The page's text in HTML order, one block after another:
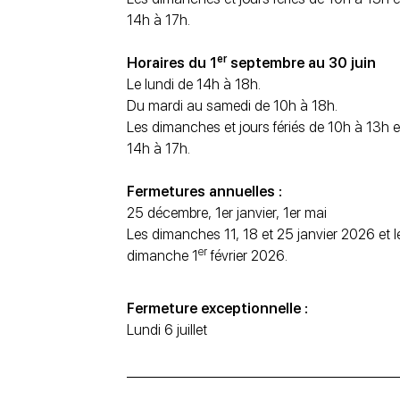
14h à 17h.
Horaires du 1 er septembre au 30 juin
Le lundi de 14h à 18h.
Du mardi au samedi de 10h à 18h.
Les dimanches et jours fériés de 10h à 13h
14h à 17h.
Fermetures annuelles :
25 décembre, 1er janvier, 1er mai
Les dimanches 11, 18 et 25 janvier 2026 et
dimanche 1 er février 2026.
Fermeture exceptionnelle :
Lundi 6 juillet